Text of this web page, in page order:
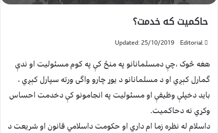
حاکميت که خدمت؟
Editorial
Updated: 25/10/2019
هغه څوک ،چې دمسلمانانو په منځ کې په کوم مسئوليت او ندې
گمارل کېږي او د مسلمانانو د يوړ چارو واگى ورته سپارل کېږي ،
بايد دخپلې وظيفې او مسئوليت په انجامونو کې دخدمت احساس
وکړي نه دحاکميت.
داسلام له نظره زما ام داري او حکومت داسلامي قانون او شريعت د